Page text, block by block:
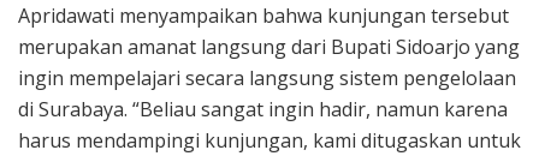
Apridawati menyampaikan bahwa kunjungan tersebut
merupakan amanat langsung dari Bupati Sidoarjo yang
ingin mempelajari secara langsung sistem pengelolaan
di Surabaya. “Beliau sangat ingin hadir, namun karena
harus mendampingi kunjungan, kami ditugaskan untuk